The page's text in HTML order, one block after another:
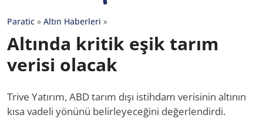
Paratic » Altın Haberleri »
Altında kritik eşik tarım
verisi olacak
Trive Yatırım, ABD tarım dışı istihdam verisinin altının
kısa vadeli yönünü belirleyeceğini değerlendirdi.